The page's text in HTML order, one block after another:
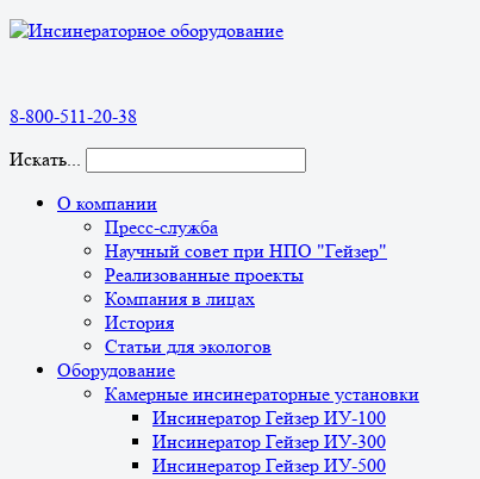
8-800-511-20-38
Искать...
О компании
Пресс-служба
Научный совет при НПО "Гейзер"
Реализованные проекты
Компания в лицах
История
Статьи для экологов
Оборудование
Камерные инсинераторные установки
Инсинератор Гейзер ИУ-100
Инсинератор Гейзер ИУ-300
Инсинератор Гейзер ИУ-500